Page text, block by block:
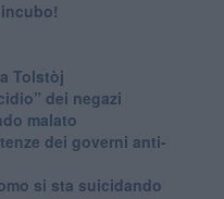
Tolstòj
dei negazi
malato
dei governi anti-
si sta suicidando